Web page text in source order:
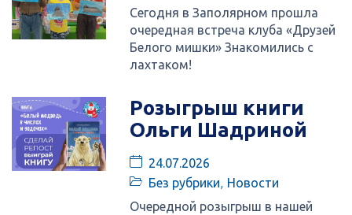
Сегодня в Заполярном прошла
очередная встреча клуба «Друзей
Белого мишки» Знакомились с
лахтаком!
Розыгрыш книги
Ольги Шадриной
24.07.2026
Без рубрики
Новости
Очередной розыгрыш в нашей